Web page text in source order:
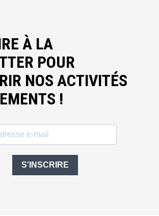
À LA
POUR
NOS ACTIVITÉS
!
S'INSCRIRE